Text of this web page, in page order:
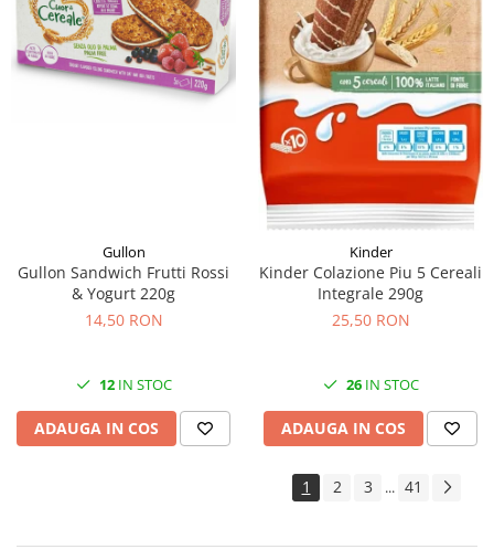
Gullon
Gullon Sandwich Frutti Rossi
& Yogurt 220g
14,50 RON
12IN STOC
ADAUGA IN COS
Kinder
Kinder Colazione Piu 5 Cereali
Integrale 290g
25,50 RON
26IN STOC
ADAUGA IN COS
1 2 3 ... 41